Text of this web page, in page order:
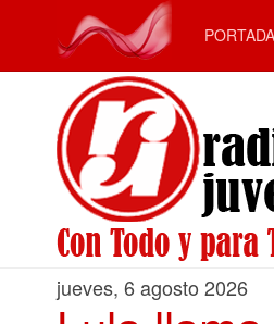
PORTADA
jueves, 6 agosto 2026